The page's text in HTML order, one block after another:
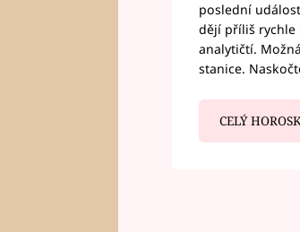
poslední
dějí příliš rychle
analytičtí.
stanice.
CELÝ